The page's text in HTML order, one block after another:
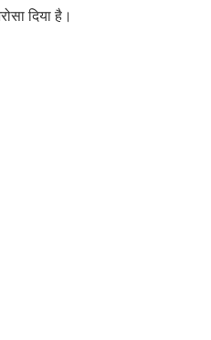
दिया है।